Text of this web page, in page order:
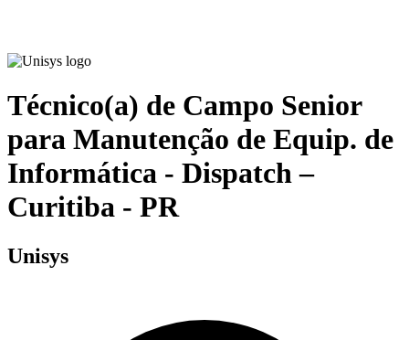
Técnico(a) de Campo Senior
para Manutenção de Equip. de
Informática - Dispatch –
Curitiba - PR
Unisys